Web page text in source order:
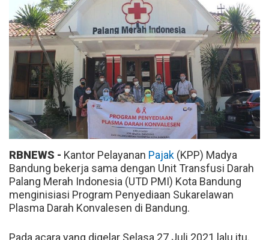
RBNEWS - Kantor Pelayanan Pajak (KPP) Madya
Bandung bekerja sama dengan Unit Transfusi Darah
Palang Merah Indonesia (UTD PMI) Kota Bandung
menginisiasi Program Penyediaan Sukarelawan
Plasma Darah Konvalesen di Bandung.
Pada acara yang digelar Selasa 27 Juli 2021 lalu itu,